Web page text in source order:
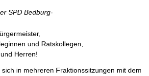
SPD Bedburg-
und Ratskollegen,
Herren!
in mehreren Fraktionssitzungen mit dem